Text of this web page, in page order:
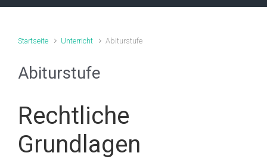
Startseite Unterricht Abiturstufe
Abiturstufe
Rechtliche
Grundlagen